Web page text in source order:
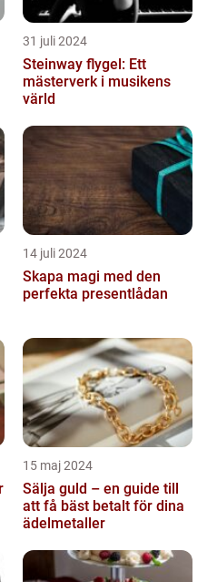
31 juli 2024
Steinway flygel: Ett
mästerverk i musikens
värld
14 juli 2024
Skapa magi med den
perfekta presentlådan
15 maj 2024
Sälja guld – en guide till
att få bäst betalt för dina
ädelmetaller